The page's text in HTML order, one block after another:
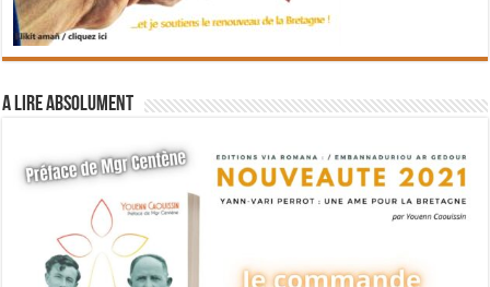
A lire absolument